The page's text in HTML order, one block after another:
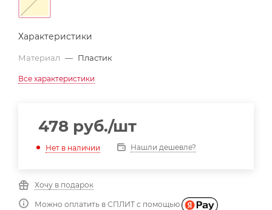
Характеристики
Материал — Пластик
Все характеристики
478 руб./шт
Нет в наличии Нашли дешевле?
Хочу в подарок
Можно оплатить в СПЛИТ с помощью